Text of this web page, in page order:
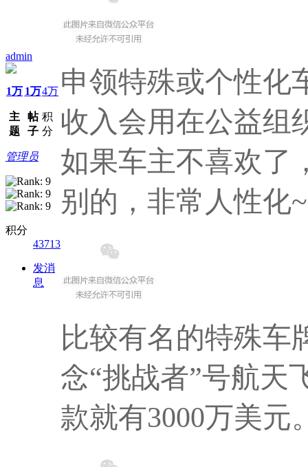
admin
1万
主
题
1万
帖
子
4万
积
分
管理员
积分
43713
发消
息
申领特殊或个性化
收入会用在公益组
如果车主不喜欢了
别的，非常人性化~
比较有名的特殊车
念“挑战者”号航天
款就有3000万美元